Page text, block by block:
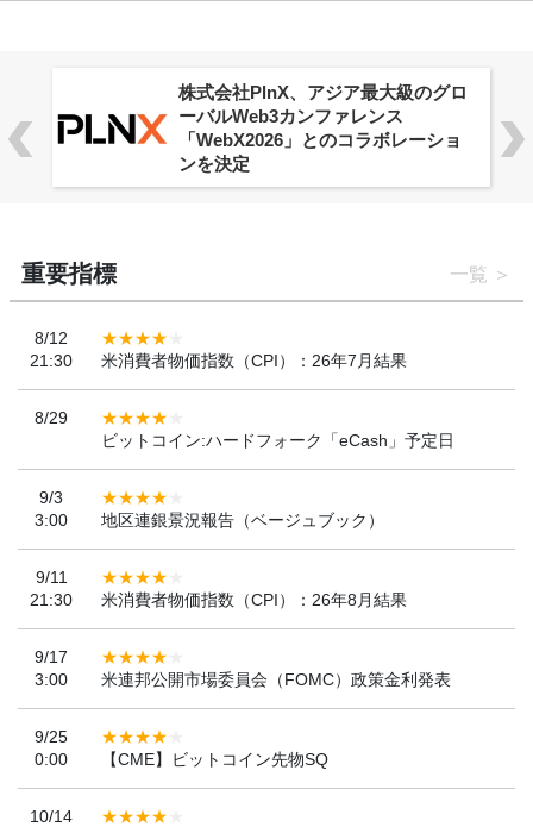
株式会社PlnX、アジア最大級のグロ
ーバルWeb3カンファレンス
「WebX2026」とのコラボレーショ
ンを決定
重要指標 一覧
8/12
21:30
米消費者物価指数（CPI）：26年7月結果
8/29
ビットコイン:ハードフォーク「eCash」予定日
9/3
3:00
地区連銀景況報告（ベージュブック）
9/11
21:30
米消費者物価指数（CPI）：26年8月結果
9/17
3:00
米連邦公開市場委員会（FOMC）政策金利発表
9/25
0:00
【CME】ビットコイン先物SQ
10/14